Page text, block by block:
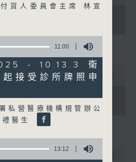
1 (HKT 08:04 -
56:09
2 (HKT 09:04 -
貨人委員會主席 林宣
11:00
- 10.13.3 衞
接受診所牌照申
私營醫療機構規管辦公
禮醫生
13:12